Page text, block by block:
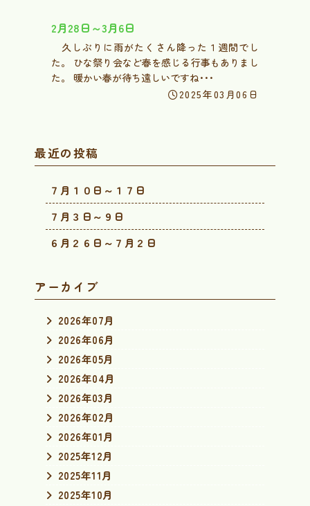
2月28日～3月6日
2025年03月06日
久しぶりに雨がたくさん降った１週間でし
た。 ひな祭り会など春を感じる行事もありまし
た。 暖かい春が待ち遠しいですね･･･
最近の投稿
７月１０日～１７日
７月３日～９日
６月２６日～７月２日
アーカイブ
2026年07月
2026年06月
2026年05月
2026年04月
2026年03月
2026年02月
2026年01月
2025年12月
2025年11月
2025年10月